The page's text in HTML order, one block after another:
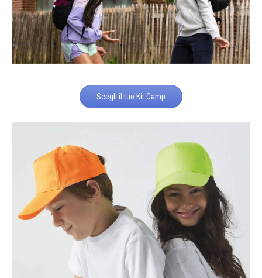
Scegli il tuo Kit Camp